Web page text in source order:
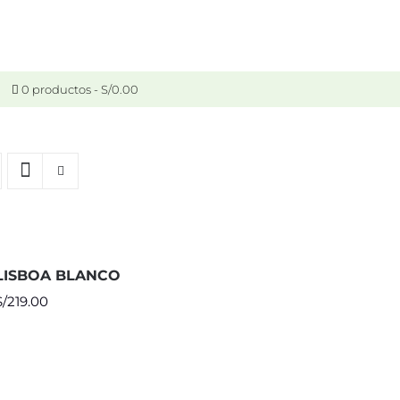
0 productos S/0.00
BLANCO
219.00